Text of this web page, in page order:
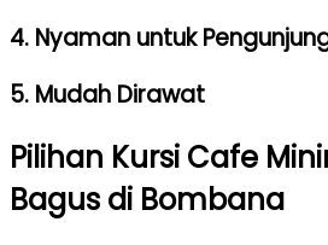
4. Nyaman untuk
5. Mudah Dirawat
Pilihan Kursi Cafe
Bagus di Bombana